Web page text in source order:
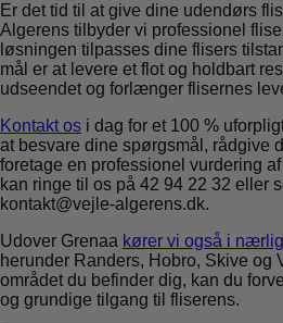
Er det tid til at give dine udendørs
Algerens tilbyder vi professionel
løsningen tilpasses dine flisers
mål er at levere et flot og holdbart
udseendet og forlænger flisernes
Kontakt os i dag for et 100 %
at besvare dine spørgsmål, rådgive
foretage en professionel vurdering
kan ringe til os på 42 94 22 32 eller
kontakt@vejle-algerens.dk.
Udover Grenaa kører vi også i
herunder Randers, Hobro, Skive og
området du befinder dig, kan du
og grundige tilgang til fliserens.